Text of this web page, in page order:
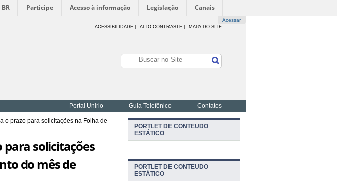
Participe Acesso à informação Legislação Canais
Acessar
ACESSIBILIDADE ALTO CONTRASTE | MAPA DO SITE
Portal Unirio Guia Telefônico Contatos
o prazo para solicitações na Folha de
para solicitações
do mês de
PORTLET DE CONTEUDO
ESTÁTICO
PORTLET DE CONTEUDO
ESTÁTICO